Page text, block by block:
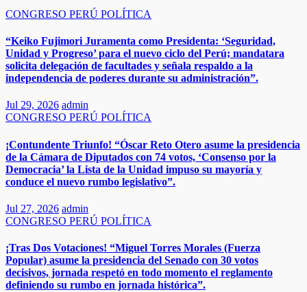
CONGRESO PERÚ POLÍTICA
“Keiko Fujimori Juramenta como Presidenta: ‘Seguridad,
Unidad y Progreso’ para el nuevo ciclo del Perú; mandatara
solicita delegación de facultades y señala respaldo a la
independencia de poderes durante su administración”.
Jul 29, 2026 admin
CONGRESO PERÚ POLÍTICA
¡Contundente Triunfo! “Óscar Reto Otero asume la presidencia
de la Cámara de Diputados con 74 votos, ‘Consenso por la
Democracia’ la Lista de la Unidad impuso su mayoría y
conduce el nuevo rumbo legislativo”.
Jul 27, 2026 admin
CONGRESO PERÚ POLÍTICA
¡Tras Dos Votaciones! “Miguel Torres Morales (Fuerza
Popular) asume la presidencia del Senado con 30 votos
decisivos, jornada respetó en todo momento el reglamento
definiendo su rumbo en jornada histórica”.